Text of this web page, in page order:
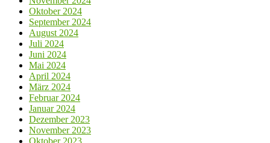
Oktober 2024
September 2024
August 2024
Juli 2024
Juni 2024
Mai 2024
April 2024
März 2024
Februar 2024
Januar 2024
Dezember 2023
November 2023
Oktober 2023